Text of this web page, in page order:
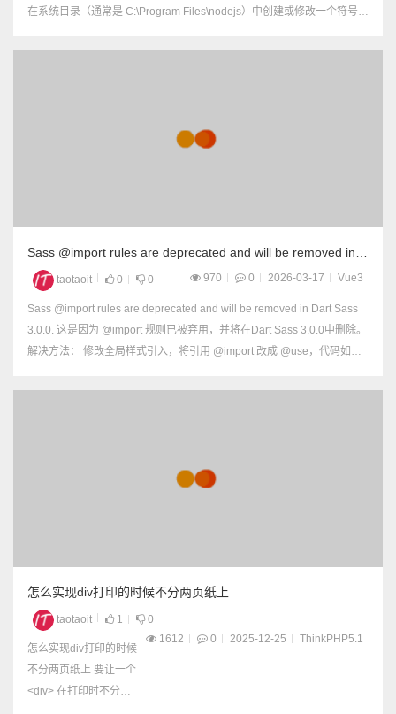
在系统目录（通常是 C:\Program Files\nodejs）中创建或修改一个符号链
Sass @import rules are deprecated and will be removed in
Dart Sass 3.0.0.
taotaoit 0 0 970 0 2026-03-17 Vue3
Sass @import rules are deprecated and will be removed in Dart Sass
3.0.0. 这是因为 @import 规则已被弃用，并将在Dart Sass 3.0.0中删除。
解决方法： 修改全局样式引入，将引用 @import 改成 @use，代码如
怎么实现div打印的时候不分两页纸上
taotaoit 1
0
1612
0 2025-12-25 ThinkPHP5.1
怎么实现div打印的时候
不分两页纸上 要让一个
<div> 在打印时不分